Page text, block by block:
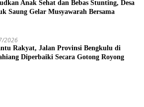
Anak Sehat dan Bebas Stunting, Desa
Saung Gelar Musyawarah Bersama
2026
Rakyat, Jalan Provinsi Bengkulu di
Diperbaiki Secara Gotong Royong